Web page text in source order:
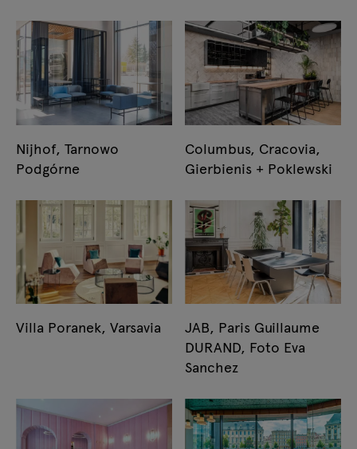
Nijhof, Tarnowo
Podgórne
Columbus, Cracovia,
Gierbienis + Poklewski
Villa Poranek, Varsavia
JAB, Paris Guillaume
DURAND, Foto Eva
Sanchez